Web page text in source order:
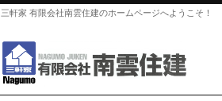
三軒家 有限会社南雲住建のホームページへようこそ！